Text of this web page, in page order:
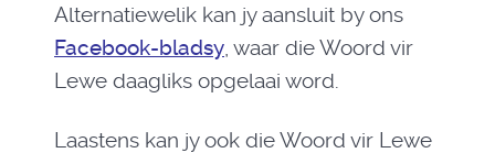
Alternatiewelik kan jy aansluit by ons
Facebook-bladsy, waar die Woord vir
Lewe daagliks opgelaai word.
Laastens kan jy ook die Woord vir Lewe